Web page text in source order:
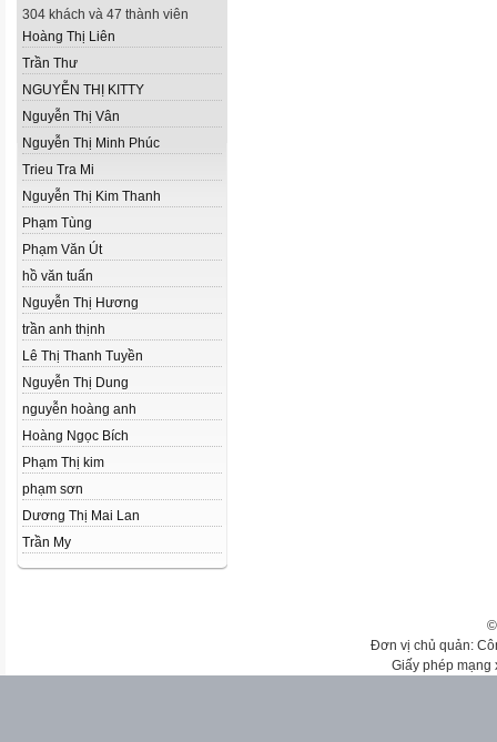
304 khách và 47 thành viên
Hoàng Thị Liên
Trần Thư
NGUYỄN THỊ KITTY
Nguyễn Thị Vân
Nguyễn Thị Minh Phúc
Trieu Tra Mi
Nguyễn Thị Kim Thanh
Phạm Tùng
Phạm Văn Út
hồ văn tuấn
Nguyễn Thị Hương
trần anh thịnh
Lê Thị Thanh Tuyền
Nguyễn Thị Dung
nguyễn hoàng anh
Hoàng Ngọc Bích
Phạm Thị kim
phạm sơn
Dương Thị Mai Lan
Trần My
Đơn vị chủ quản:
Giấy phép mạng